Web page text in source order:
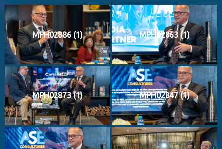
MPH02886 (1) MPH02863 (1)
MPH02873 (1) MPH02847 (1)